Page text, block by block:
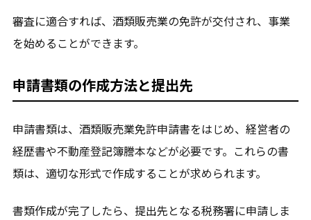
審査に適合すれば、酒類販売業の免許が交付され、事業
を始めることができます。
申請書類の作成方法と提出先
申請書類は、酒類販売業免許申請書をはじめ、経営者の
経歴書や不動産登記簿謄本などが必要です。これらの書
類は、適切な形式で作成することが求められます。
書類作成が完了したら、提出先となる税務署に申請しま